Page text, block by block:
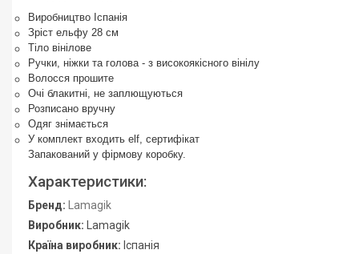
Виробництво Іспанія
Зріст ельфу 28 см
Тіло вінілове
Ручки, ніжки та голова - з високоякісного вінілу
Волосся прошите
Очі блакитні, не заплющуються
Розписано вручну
Одяг знімається
У комплект входить elf, сертифікат
Запакований у фірмову коробку.
Характеристики:
Бренд:
Lamagik
Виробник:
Lamagik
Країна виробник: Іспанія